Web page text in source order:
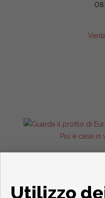
Pisi e case in
Utilizzo